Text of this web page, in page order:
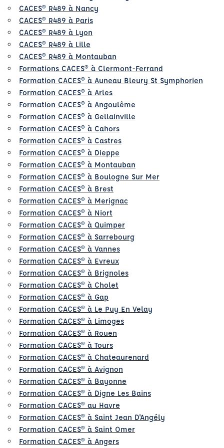
CACES® R489 à Nancy
CACES® R489 à Paris
CACES® R489 à Lyon
CACES® R489 à Lille
CACES® R489 à Montauban
Formations CACES® à Clermont-Ferrand
Formation CACES® à Auneau Bleury St Symphorien
Formation CACES® à Arles
Formation CACES® à Angoulême
Formation CACES® à Gellainville
Formation CACES® à Cahors
Formation CACES® à Castres
Formation CACES® à Dieppe
Formation CACES® à Montauban
Formation CACES® à Boulogne Sur Mer
Formation CACES® à Brest
Formation CACES® à Merignac
Formation CACES® à Niort
Formation CACES® à Quimper
Formation CACES® à Sarrebourg
Formation CACES® à Vannes
Formation CACES® à Evreux
Formation CACES® à Brignoles
Formation CACES® à Cholet
Formation CACES® à Gap
Formation CACES® à Le Puy En Velay
Formation CACES® à Limoges
Formation CACES® à Rouen
Formation CACES® à Tours
Formation CACES® à Chateaurenard
Formation CACES® à Avignon
Formation CACES® à Bayonne
Formation CACES® à Digne Les Bains
Formation CACES® au Havre
Formation CACES® à Saint Jean D'Angély
Formation CACES® à Saint Omer
Formation CACES® à Angers